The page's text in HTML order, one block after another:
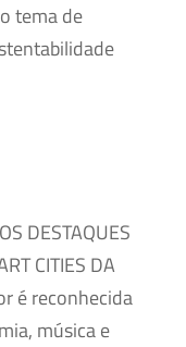
tema de
DESTAQUES
CITIES DA
é reconhecida
música e